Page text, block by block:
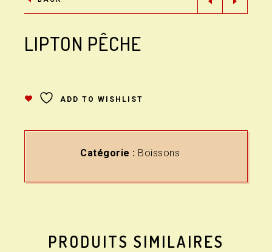
LIPTON PÊCHE
ADD TO WISHLIST
Catégorie : Boissons
PRODUITS SIMILAIRES